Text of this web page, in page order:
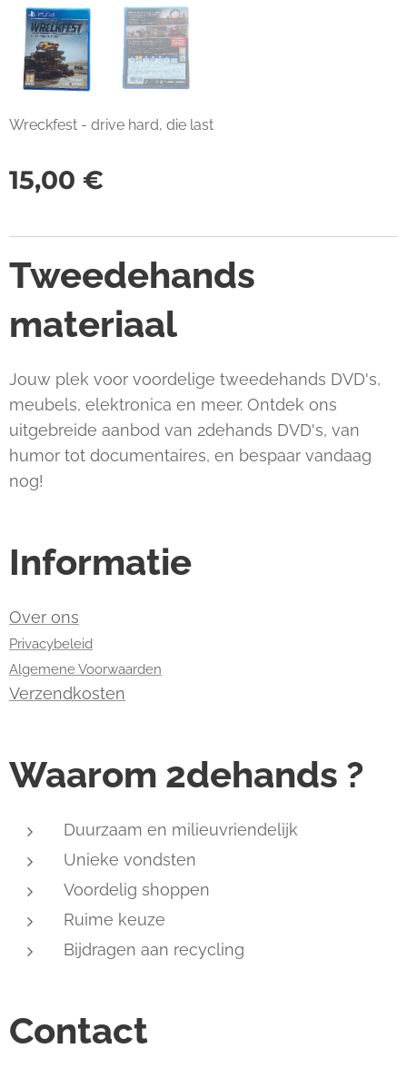
Wreckfest - drive hard, die last
15,00 €
Tweedehands
materiaal
Jouw plek voor voordelige tweedehands DVD's,
meubels, elektronica en meer. Ontdek ons
uitgebreide aanbod van 2dehands DVD's, van
humor tot documentaires, en bespaar vandaag
nog!
Informatie
Over ons
Privacybeleid
Algemene Voorwaarden
Verzendkosten
Waarom 2dehands ?
Duurzaam en milieuvriendelijk
Unieke vondsten
Voordelig shoppen
Ruime keuze
Bijdragen aan recycling
Contact